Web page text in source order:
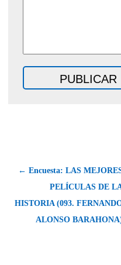
← Encuesta: LAS
PELÍCULAS DE
HISTORIA (093.
ALONSO